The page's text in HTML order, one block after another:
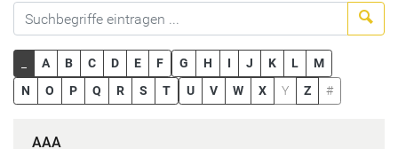
A B C D E F G H I J K L
M
N
O P Q R S T U V W X Y Z #
AAA